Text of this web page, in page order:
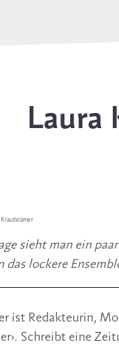
Laura
Krautkrämer
sieht man ein
das lockere
ist Redakteurin,
Schreibt eine